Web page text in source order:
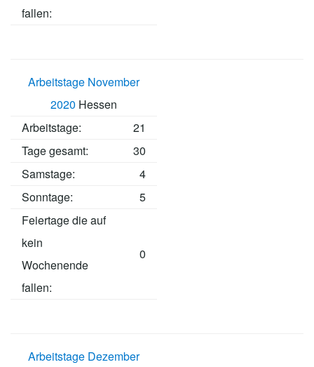
fallen:
Arbeitstage November
2020 Hessen
Arbeitstage:
21
Tage gesamt:
30
Samstage:
4
Sonntage:
5
Feiertage die auf
kein
Wochenende
fallen:
0
Arbeitstage Dezember